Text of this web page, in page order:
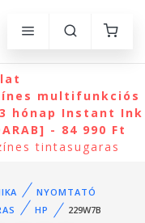
multifunkciós
hónap Instant Ink
- 84 990 Ft
tintasugaras
NYOMTATÓ
HP 229W7B